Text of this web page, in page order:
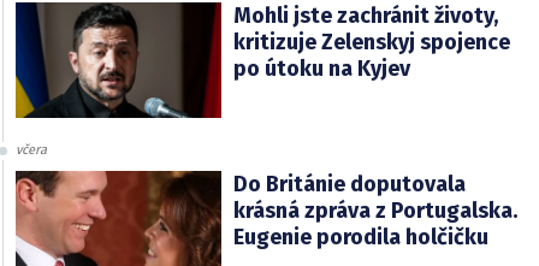
Mohli jste zachránit životy,
kritizuje Zelenskyj spojence
po útoku na Kyjev
včera
Do Británie doputovala
krásná zpráva z Portugalska.
Eugenie porodila holčičku